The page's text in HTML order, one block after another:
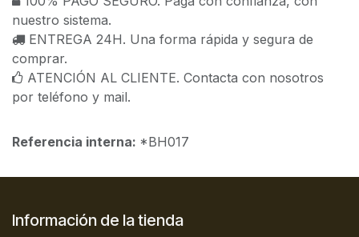
nuestro sistema.
ENTREGA 24H. Una forma rápida y segura de
comprar.
ATENCIÓN AL CLIENTE. Contacta con nosotros
por teléfono y mail.
Referencia interna: *BH017
Información de la tienda